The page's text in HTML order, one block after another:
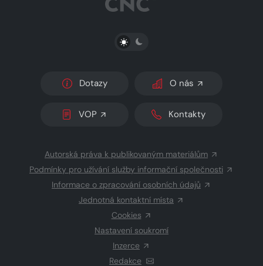
PŘEPNOUT SVĚTLÝ/TMAVÝ REŽIM
Dotazy O nás
VOP Kontakty
Autorská práva k publikovaným materiálům
Podmínky pro užívání služby informační společnosti
Informace o zpracování osobních údajů
Jednotná kontaktní místa
Cookies
Nastavení soukromí
Inzerce
Redakce